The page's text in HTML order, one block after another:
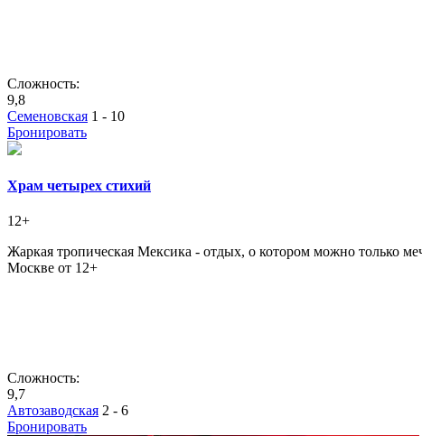
Сложность:
9,8
Семеновская 1 - 10
Бронировать
Храм четырех стихий
12+
Жаркая тропическая Мексика - отдых, о котором можно только
Москве от 12+
Сложность:
9,7
Автозаводская 2 - 6
Бронировать